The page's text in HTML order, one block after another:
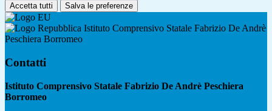
Accetta tutti Salva le preferenze
Istituto Comprensivo Statale Fabrizio De Andrè
Peschiera Borromeo
Contatti
Istituto Comprensivo Statale Fabrizio De Andrè Peschiera
Borromeo